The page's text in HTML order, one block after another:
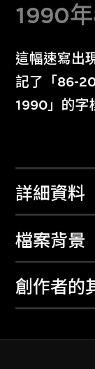
1990年
這幅速寫出
記了「86-
1990」的字
詳細資料
檔案背景
創作者的